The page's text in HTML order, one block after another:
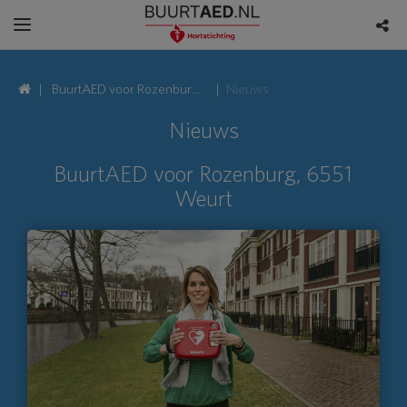
BuurtAED voor Rozenburg,
Nieuws
Nieuws
BuurtAED voor Rozenburg, 6551
Weurt